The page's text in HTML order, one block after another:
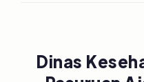
Dinas